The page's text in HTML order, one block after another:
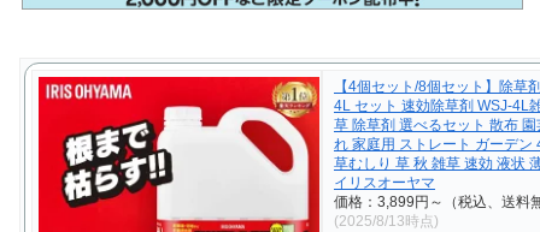
【4個セット/8個セット】除草
4L セット 速効除草剤 WSJ-4L
草 除草剤 選べるセット 散布 園
れ 家庭用 ストレート ガーデン
草むしり 草 秋 雑草 速効 液状
イリスオーヤマ
価格：3,899円～（税込、送料
(2025/8/13時点)